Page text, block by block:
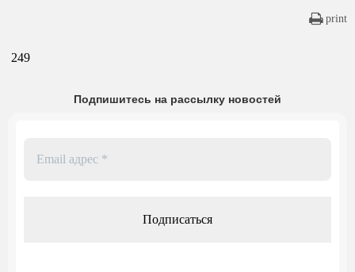
print
249
Подпишитесь на рассылку новостей